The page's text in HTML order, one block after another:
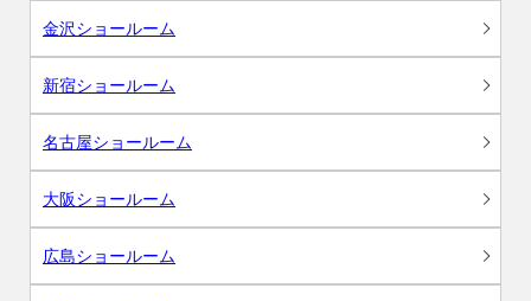
金沢ショールーム
新宿ショールーム
名古屋ショールーム
大阪ショールーム
広島ショールーム